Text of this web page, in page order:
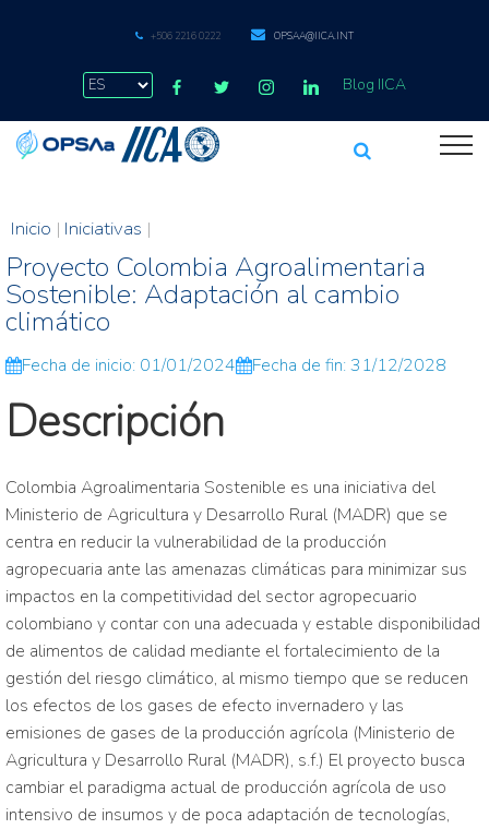
+506 2216 0222 OPSAA@IICA.INT
Blog IICA
Inicio | Iniciativas |
Proyecto Colombia Agroalimentaria
Sostenible: Adaptación al cambio
climático
Fecha de inicio: 01/01/2024 Fecha de fin: 31/12/2028
Descripción
Colombia Agroalimentaria Sostenible es una iniciativa del
Ministerio de Agricultura y Desarrollo Rural (MADR) que se
centra en reducir la vulnerabilidad de la producción
agropecuaria ante las amenazas climáticas para minimizar sus
impactos en la competitividad del sector agropecuario
colombiano y contar con una adecuada y estable disponibilidad
de alimentos de calidad mediante el fortalecimiento de la
gestión del riesgo climático, al mismo tiempo que se reducen
los efectos de los gases de efecto invernadero y las
emisiones de gases de la producción agrícola (Ministerio de
Agricultura y Desarrollo Rural (MADR), s.f.) El proyecto busca
cambiar el paradigma actual de producción agrícola de uso
intensivo de insumos y de poca adaptación de tecnologías,